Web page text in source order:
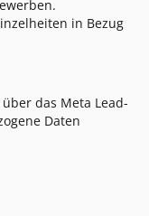
in Bezug
das Meta Lead-
Daten